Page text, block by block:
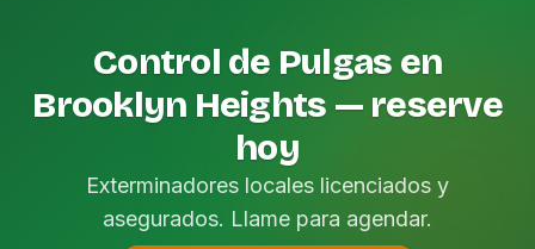
Control de Pulgas en
Brooklyn Heights — reserve
hoy
Exterminadores locales licenciados y
asegurados. Llame para agendar.